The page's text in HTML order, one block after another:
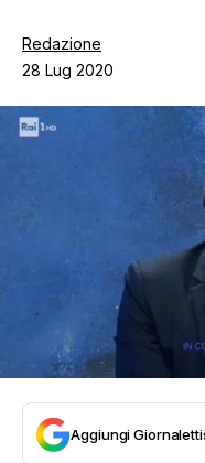
Contatti
Redazione
28 Lug 2020
Aggiungi